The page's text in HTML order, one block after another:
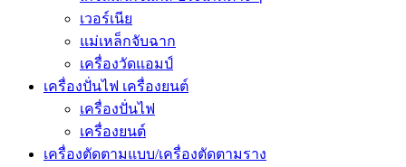
เวอร์เนีย
แม่เหล็กจับฉาก
เครื่องวัดแอมป์
เครื่องปั่นไฟ เครื่องยนต์
เครื่องปั่นไฟ
เครื่องยนต์
เครื่องตัดตามแบบ/เครื่องตัดตามราง